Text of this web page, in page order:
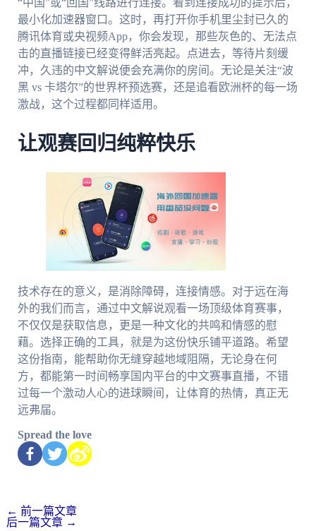
“中国”或“回国”线路进行连接。看到连接成功的提示后，
最小化加速器窗口。这时，再打开你手机里尘封已久的
腾讯体育或央视频App，你会发现，那些灰色的、无法点
击的直播链接已经变得鲜活亮起。点进去，等待片刻缓
冲，久违的中文解说便会充满你的房间。无论是关注“波
黑 vs 卡塔尔”的世界杯预选赛，还是追看欧洲杯的每一场
激战，这个过程都同样适用。
让观赛回归纯粹快乐
技术存在的意义，是消除障碍，连接情感。对于远在海
外的我们而言，通过中文解说观看一场顶级体育赛事，
不仅仅是获取信息，更是一种文化的共鸣和情感的慰
藉。选择正确的工具，就是为这份快乐铺平道路。希望
这份指南，能帮助你无缝穿越地域阻隔，无论身在何
方，都能第一时间畅享国内平台的中文赛事直播，不错
过每一个激动人心的进球瞬间，让体育的热情，真正无
远弗届。
Spread the love
← 前一篇文章
后一篇文章 →